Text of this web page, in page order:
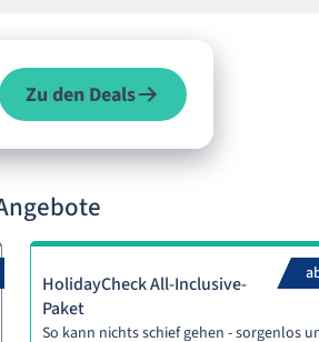
Zu den Deals
HolidayCheck All-Inclusive-
Paket
So kann nichts schief gehen - sorgenlos